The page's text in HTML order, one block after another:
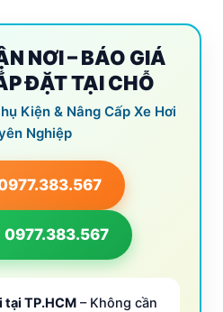
NƠI – BÁO GIÁ
ĐẶT TẠI CHỖ
Kiện & Nâng Cấp Xe Hơi
Nghiệp
0977.383.567
tại TP.HCM – Không cần